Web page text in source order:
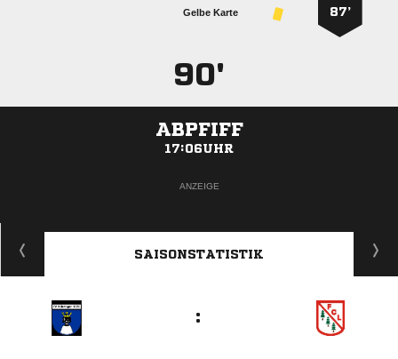
87’
Gelbe Karte
90'
ABPFIFF
17:06UHR
ANZEIGE
SAISONSTATISTIK
: